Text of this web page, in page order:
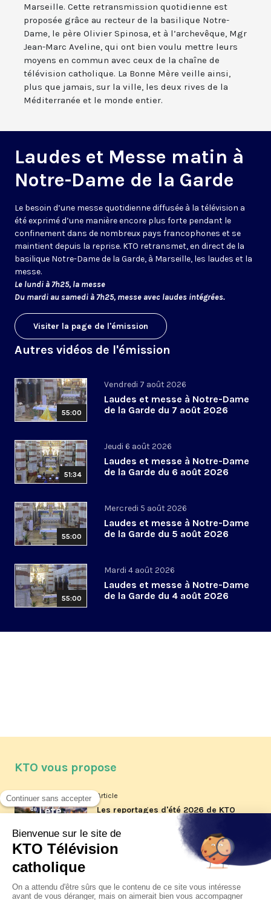
Marseille. Cette retransmission quotidienne est
proposée grâce au recteur de la basilique Notre-
Dame, le père Olivier Spinosa, et à l’archevêque, Mgr
Jean-Marc Aveline, qui ont bien voulu mettre leurs
moyens en commun avec ceux de la chaîne de
télévision catholique. La Bonne Mère veille ainsi,
plus que jamais, sur la ville, les deux rives de la
Méditerranée et le monde entier.
Laudes et Messe matin à
Notre-Dame de la Garde
Le besoin d’une messe quotidienne diffusée à la télévision a
été exprimé d’une manière encore plus forte pendant le
confinement dans de nombreux pays francophones et se
maintient depuis la reprise. KTO retransmet, en direct de la
basilique Notre-Dame de la Garde, à Marseille, les laudes et la
messe.
Le lundi à 7h25, la messe
Du mardi au samedi à 7h25, messe avec laudes intégrées.
Visiter la page de l'émission
Autres vidéos de l'émission
55:00
Vendredi 7 août 2026
Laudes et messe à Notre-Dame
de la Garde du 7 août 2026
51:34
Jeudi 6 août 2026
Laudes et messe à Notre-Dame
de la Garde du 6 août 2026
55:00
Mercredi 5 août 2026
Laudes et messe à Notre-Dame
de la Garde du 5 août 2026
55:00
Mardi 4 août 2026
Laudes et messe à Notre-Dame
de la Garde du 4 août 2026
KTO vous propose
Article
Les reportages d'été 2026 de KTO
Article
La visite pastorale du pape Léon
jeudi 6 août